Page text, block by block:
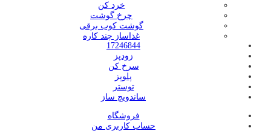
خرد کن
چرخ گوشت
گوشت کوب برقی
غذاساز چند کاره
17246844
زودپز
سرخ کن
پلوپز
توستر
ساندویچ ساز
فروشگاه
حساب کاربری من